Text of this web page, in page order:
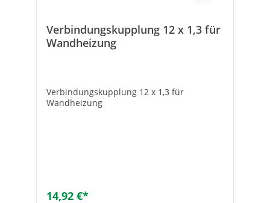
Verbindungskupplung 12 x 1,3 für
Wandheizung
Verbindungskupplung 12 x 1,3 für
Wandheizung
14,92 €*